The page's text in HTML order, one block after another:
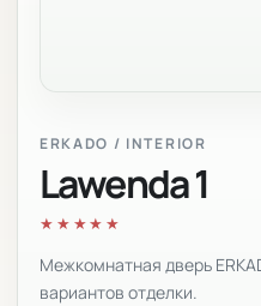
ERKADO / INTERIOR
Lawenda 1
★★★★★
Межкомнатная дверь
вариантов отделки.